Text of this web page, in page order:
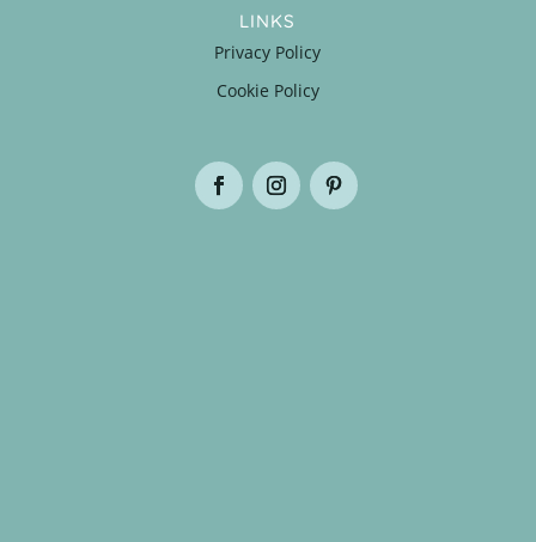
LINKS
Privacy Policy
Cookie Policy